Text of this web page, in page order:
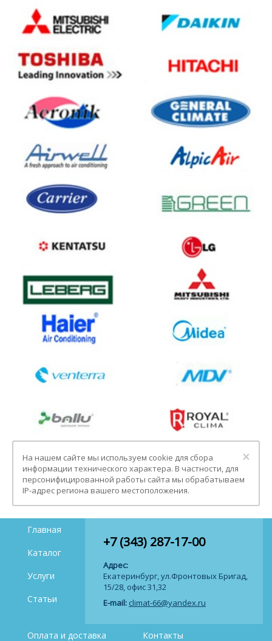
×
На нашем сайте мы используем cookie для сбора
информации технического характера. В частности, для
персонифицированной работы сайта мы обрабатываем
IP-адрес региона вашего местоположения.
+7 (343) 287-17-00
Адрес:
Екатеринбург, ул.Фронтовых Бригад,
15/28, офис 31,32
E-mail: climat-66@yandex.ru
Главная
Каталог
Услуги
Статьи
Оплата и доставка Контакты